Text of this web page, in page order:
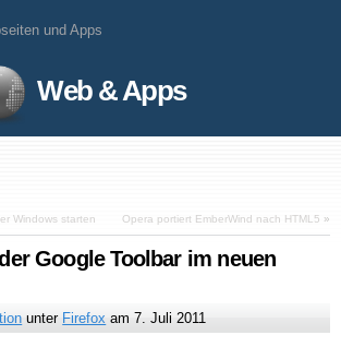
und Apps
Web & Apps
Windows starten Opera portiert EmberWind nach HTML5 »
Google Toolbar im neuen
unter Firefox am7. Juli 2011